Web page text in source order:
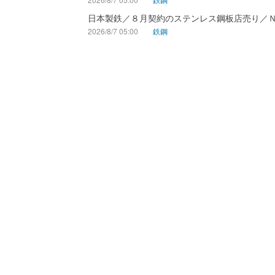
日本製鉄／８月契約のステンレス鋼板店売り／
2026/8/7 05:00 鉄鋼